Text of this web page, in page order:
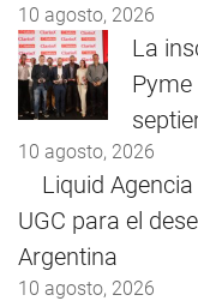
10 agosto, 2026
La
Pyme
10 agosto, 2026
Liquid
UGC para el
Argentina
10 agosto, 2026